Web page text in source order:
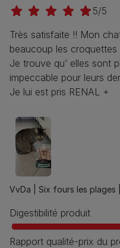
5/5
Très satisfaite !! Mon
beaucoup les croquettes
Je trouve qu’ elles sont
impeccable pour leurs
Je lui est pris RENAL +
VvDa | Six fours les plages |
Digestibilité produit
Rapport qualité-prix du